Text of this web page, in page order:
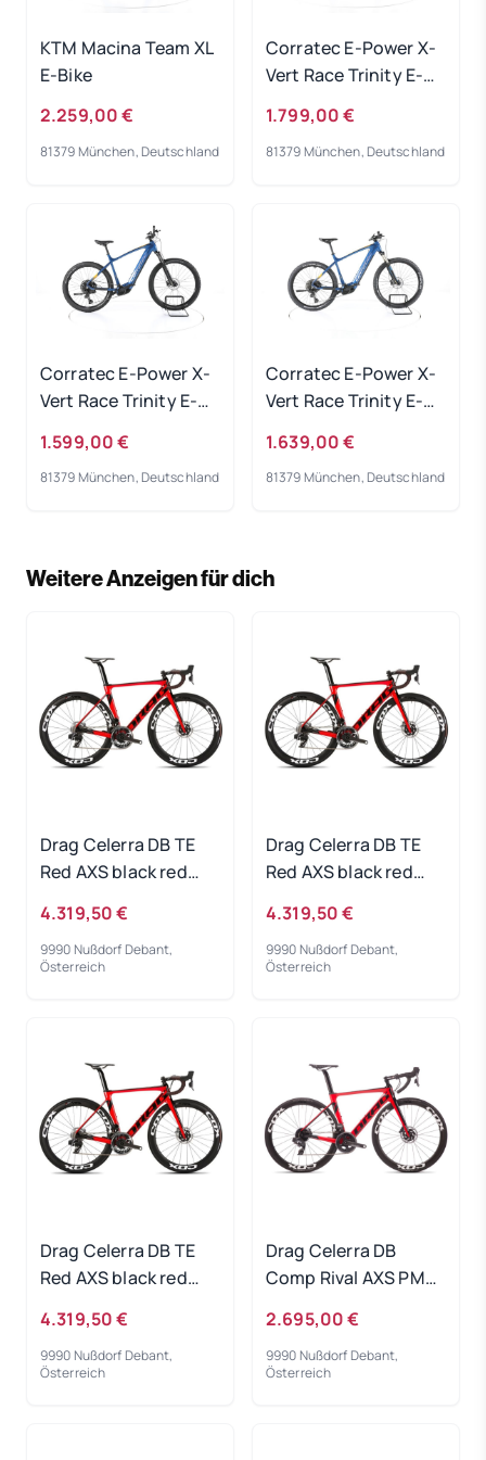
KTM Macina Team XL
E-Bike
2.259,00 €
81379 München, Deutschland
Corratec E-Power X-
Vert Race Trinity E-
1.799,00 €
81379 München, Deutschland
Corratec E-Power X-
Vert Race Trinity E-
1.599,00 €
81379 München, Deutschland
Corratec E-Power X-
Vert Race Trinity E-
1.639,00 €
81379 München, Deutschland
Weitere Anzeigen für dich
Drag Celerra DB TE
Red AXS black red
4.319,50 €
9990 Nußdorf Debant,
Österreich
Drag Celerra DB TE
Red AXS black red
4.319,50 €
9990 Nußdorf Debant,
Österreich
Drag Celerra DB TE
Red AXS black red
4.319,50 €
9990 Nußdorf Debant,
Österreich
Drag Celerra DB
Comp Rival AXS PM
2.695,00 €
9990 Nußdorf Debant,
Österreich